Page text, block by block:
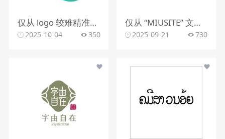
仅从 logo 较难精准判断行业。该 logo 含动感图形，文字有 “精雕每一个空间”，可能与室内装修、空间设计、建筑装饰等行业相关，但因信息有限，无法确切判定所属行业。
2025-10-04 350
仅从 “MIUSITE” 文字和字母 “M” 的图形标识，难以精准判断行业。
2025-09-21 730